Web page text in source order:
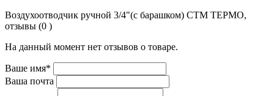
Воздухоотводчик ручной 3/4"(с барашком) CTM ТЕРМО,
отзывы (0 )
На данный момент нет отзывов о товаре.
Ваше имя*
Ваша почта